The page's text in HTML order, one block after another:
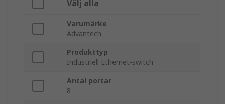
Välj alla
Varumärke
Advantech
Produkttyp
Industriell Ethernet-switch
Antal portar
8